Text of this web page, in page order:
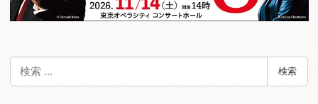
検
検索